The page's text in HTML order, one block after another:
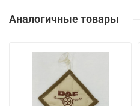
Аналогичные товары